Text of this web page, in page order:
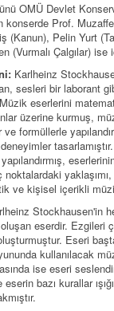
OMÜ Devlet
konserde Prof.
(Kanun), Pelin Yurt
(Vurmalı Çalgılar) ise
Karlheinz
sesleri bir laborant
eserlerini
üzerine kurmuş,
formüllerle
ve kişisel içerikli
Stockhausen'in
eserdir. Ezgileri
Eseri
kullanılacak
ise eseri
bazı kurallar